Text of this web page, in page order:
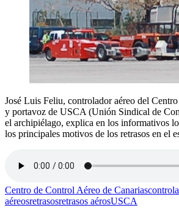
José Luis Feliu, controlador aéreo del
y portavoz de USCA (Unión Sindical de
el archipiélago, explica en los informativos
los principales motivos de los retrasos en el
Centro de Control Aéreo de Canarias
aéreosretrasosretrasos aérosUSCA